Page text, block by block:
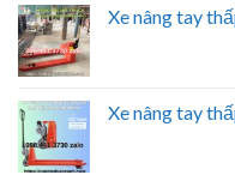
Xe nâng tay
Xe nâng tay